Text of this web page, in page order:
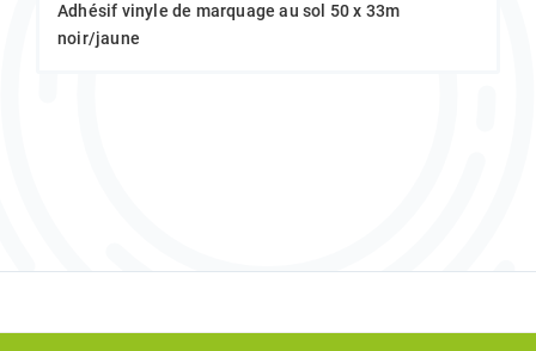
Adhésif vinyle de marquage au sol 50 x 33m
noir/jaune